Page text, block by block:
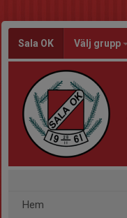
Sala OK Välj grupp
Hem